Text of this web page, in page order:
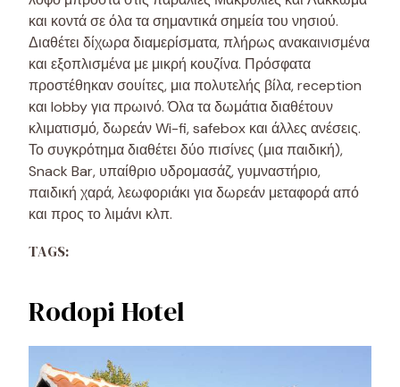
και κοντά σε όλα τα σημαντικά σημεία του νησιού.
Διαθέτει δίχωρα διαμερίσματα, πλήρως ανακαινισμένα
και εξοπλισμένα με μικρή κουζίνα. Πρόσφατα
προστέθηκαν σουίτες, μια πολυτελής βίλα, reception
και lobby για πρωινό. Όλα τα δωμάτια διαθέτουν
κλιματισμό, δωρεάν Wi-fi, safebox και άλλες ανέσεις.
Το συγκρότημα διαθέτει δύο πισίνες (μια παιδική),
Snack Bar, υπαίθριο υδρομασάζ, γυμναστήριο,
παιδική χαρά, λεωφοριάκι για δωρεάν μεταφορά από
και προς το λιμάνι κλπ.
TAGS:
Rodopi Hotel